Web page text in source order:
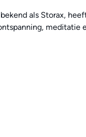
als Storax,
meditatie